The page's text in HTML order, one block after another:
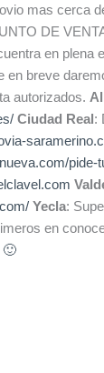
mas cerca
DE
en plena
en breve
autorizados.
Ciudad Real:
pide-
Yecla:
en
🙂